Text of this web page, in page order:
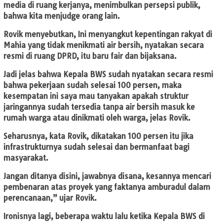
media di ruang kerjanya, menimbulkan persepsi publik,
bahwa kita menjudge orang lain.
Rovik menyebutkan, Ini menyangkut kepentingan rakyat di
Mahia yang tidak menikmati air bersih, nyatakan secara
resmi di ruang DPRD, itu baru fair dan bijaksana.
Jadi jelas bahwa Kepala BWS sudah nyatakan secara resmi
bahwa pekerjaan sudah selesai 100 persen, maka
kesempatan ini saya mau tanyakan apakah struktur
jaringannya sudah tersedia tanpa air bersih masuk ke
rumah warga atau dinikmati oleh warga, jelas Rovik.
Seharusnya, kata Rovik, dikatakan 100 persen itu jika
infrastrukturnya sudah selesai dan bermanfaat bagi
masyarakat.
Jangan ditanya disini, jawabnya disana, kesannya mencari
pembenaran atas proyek yang faktanya amburadul dalam
perencanaan,” ujar Rovik.
Ironisnya lagi, beberapa waktu lalu ketika Kepala BWS di